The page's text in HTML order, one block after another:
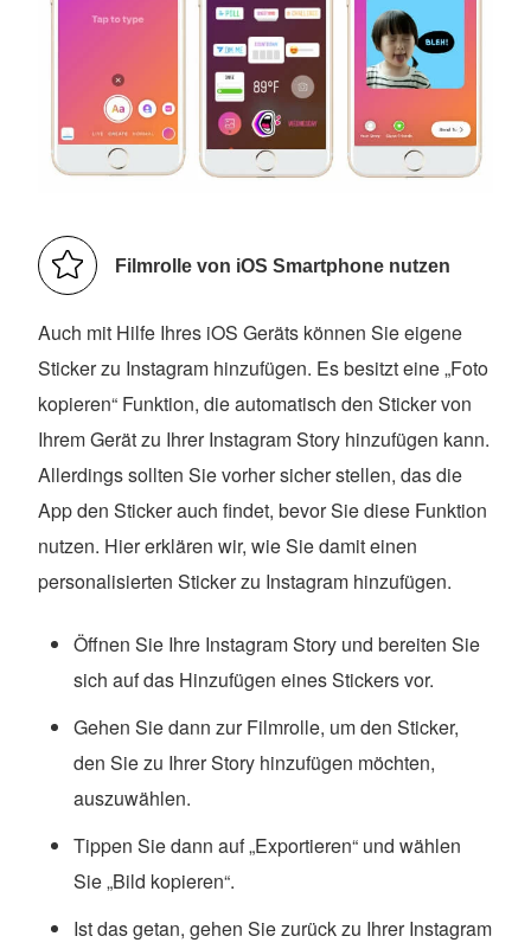
Filmrolle von iOS Smartphone nutzen
Auch mit Hilfe Ihres iOS Geräts können Sie eigene
Sticker zu Instagram hinzufügen. Es besitzt eine „Foto
kopieren“ Funktion, die automatisch den Sticker von
Ihrem Gerät zu Ihrer Instagram Story hinzufügen kann.
Allerdings sollten Sie vorher sicher stellen, das die
App den Sticker auch findet, bevor Sie diese Funktion
nutzen. Hier erklären wir, wie Sie damit einen
personalisierten Sticker zu Instagram hinzufügen.
Öffnen Sie Ihre Instagram Story und bereiten Sie
sich auf das Hinzufügen eines Stickers vor.
Gehen Sie dann zur Filmrolle, um den Sticker,
den Sie zu Ihrer Story hinzufügen möchten,
auszuwählen.
Tippen Sie dann auf „Exportieren“ und wählen
Sie „Bild kopieren“.
Ist das getan, gehen Sie zurück zu Ihrer Instagram